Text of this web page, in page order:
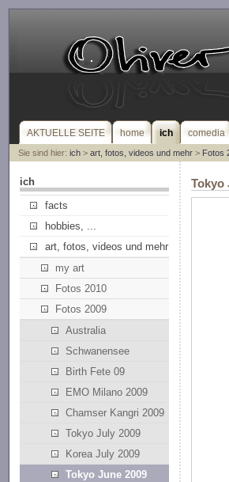
AKTUELLE SEITE home ich comedia
Sie sind hier: ich> art, fotos, videos und mehr> Fotos
ich
facts
hobbies, ...
art, fotos, videos und mehr
my art
Fotos 2010
Fotos 2009
Australia
Schwanensee
Birth Fete 09
EMO Milano 2009
Chamser Kangri 2009
Tokyo July 2009
Korea July 2009
Tokyo June 2009
Tokyo